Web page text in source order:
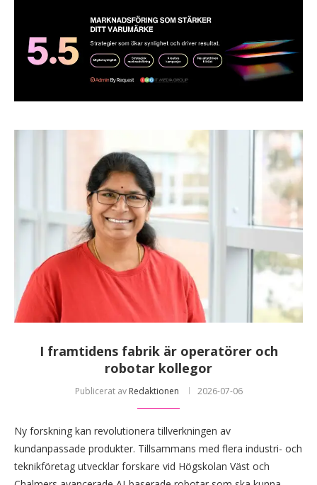
I framtidens fabrik är operatörer och
robotar kollegor
Publicerat av Redaktionen 2026-07-06
Ny forskning kan revolutionera tillverkningen av
kundanpassade produkter. Tillsammans med flera industri- och
teknikföretag utvecklar forskare vid Högskolan Väst och